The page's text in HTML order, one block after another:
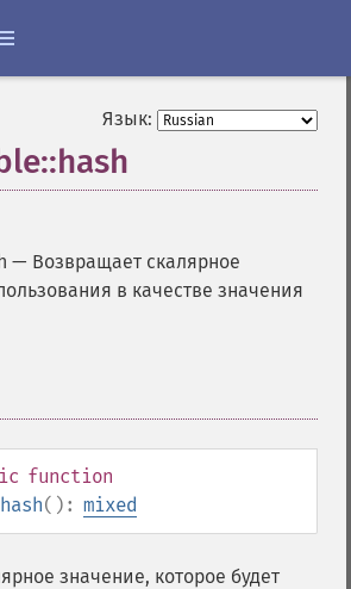
Язык:
— Возвращает скалярное
в качестве значения
function
(): mixed
значение, которое будет